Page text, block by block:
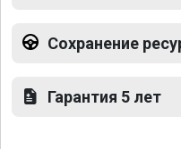
Сохранение
Гарантия 5 лет